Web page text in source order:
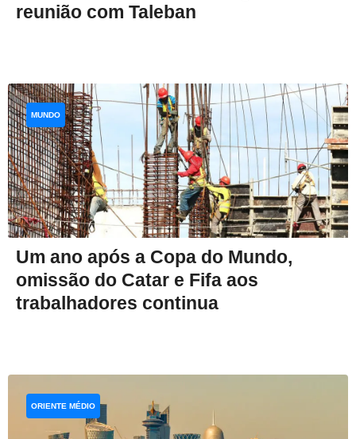
reunião com Taleban
Um ano após a Copa do Mundo,
omissão do Catar e Fifa aos
trabalhadores continua
MUNDO
ORIENTE MÉDIO